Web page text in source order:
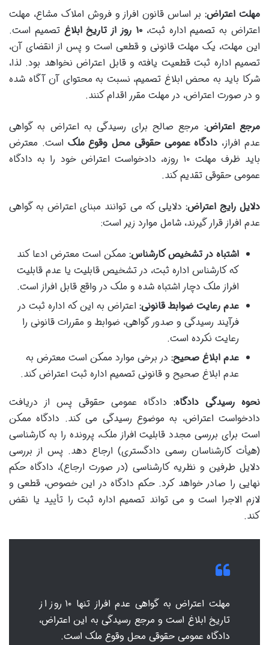
مهلت اعتراض:بر اساس قانون افراز و فروش املاک مشاع، مهلت
اعتراض به تصمیم اداره ثبت،۱۰ روز از تاریخ ابلاغ
تصمیم است.
این مهلت، یک مهلت قانونی و قطعی است و پس از انقضای آن،
تصمیم اداره ثبت قطعیت یافته و قابل اعتراض نخواهد بود. لذا،
شرکا باید به محض ابلاغ تصمیم، نسبت به محتوای آن آگاه شده
و در صورت اعتراض، در مهلت مقرر اقدام کنند.
مرجع اعتراض: مرجع صالح برای رسیدگی به اعتراض به گواهی
عدم افراز، دادگاه عمومی حقوقی محل وقوع ملک است. معترض
باید ظرف مهلت ۱۰ روزه، دادخواست اعتراض خود را به دادگاه
عمومی حقوقی تقدیم کند.
دلایل رایج اعتراض: دلایلی که می توانند مبنای اعتراض به گواهی
عدم افراز قرار گیرند، شامل موارد زیر است:
اشتباه در تشخیص کارشناس: ممکن است معترض ادعا کند
که کارشناس اداره ثبت، در تشخیص قابلیت یا عدم قابلیت
افراز ملک دچار اشتباه شده و ملک در واقع قابل افراز است.
عدم رعایت ضوابط قانونی: اعتراض به این که اداره ثبت در
فرآیند رسیدگی و صدور گواهی، ضوابط و مقررات قانونی را
رعایت نکرده است.
عدم ابلاغ صحیح: در برخی موارد ممکن است معترض به
عدم ابلاغ صحیح و قانونی تصمیم اداره ثبت اعتراض کند.
نحوه رسیدگی دادگاه: دادگاه عمومی حقوقی پس از دریافت
دادخواست اعتراض، به موضوع رسیدگی می کند. دادگاه ممکن
است برای بررسی مجدد قابلیت افراز ملک، پرونده را به کارشناسی
(هیأت کارشناسان رسمی دادگستری) ارجاع دهد. پس از بررسی
دلایل طرفین و نظریه کارشناسی (در صورت ارجاع)، دادگاه حکم
نهایی را صادر خواهد کرد. حکم دادگاه در این خصوص، قطعی و
لازم الاجرا است و می تواند تصمیم اداره ثبت را تأیید یا نقض
کند.
مهلت اعتراض به گواهی عدم افراز تنها ۱۰ روز از
تاریخ ابلاغ است و مرجع رسیدگی به این اعتراض،
دادگاه عمومی حقوقی محل وقوع ملک است.